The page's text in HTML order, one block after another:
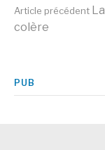
Lire
la
Article précédent La
colère
PUB